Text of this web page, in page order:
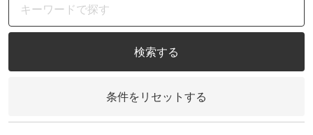
検索する
条件をリセットする